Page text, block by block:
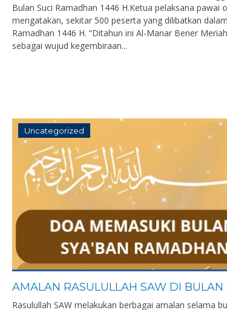
Bulan Suci Ramadhan 1446 H.Ketua pelaksana pawai
mengatakan, sekitar 500 peserta yang dilibatkan
Ramadhan 1446 H. “Ditahun ini Al-Manar Bener
sebagai wujud kegembiraan...
Uncategorized
AMALAN RASULULLAH SAW DI BULAN
Rasulullah SAW melakukan berbagai amalan selama